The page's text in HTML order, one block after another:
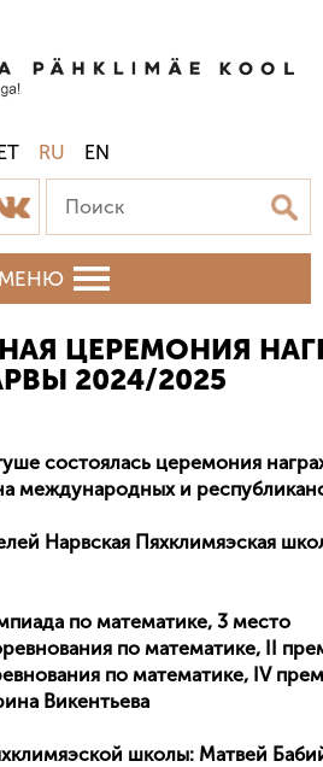
RU EN
МЕНЮ
ЦЕРЕМОНИЯ
2024/2025
состоялась церемония
международных и
Нарвская Пяхклимяэская
по математике, 3 место
по математике, II
по математике, IV
Викентьева
школы: Матвей Баби